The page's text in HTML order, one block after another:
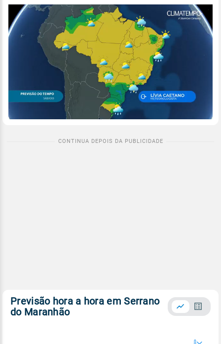
Previsão hora a hora em Serrano
do Maranhão